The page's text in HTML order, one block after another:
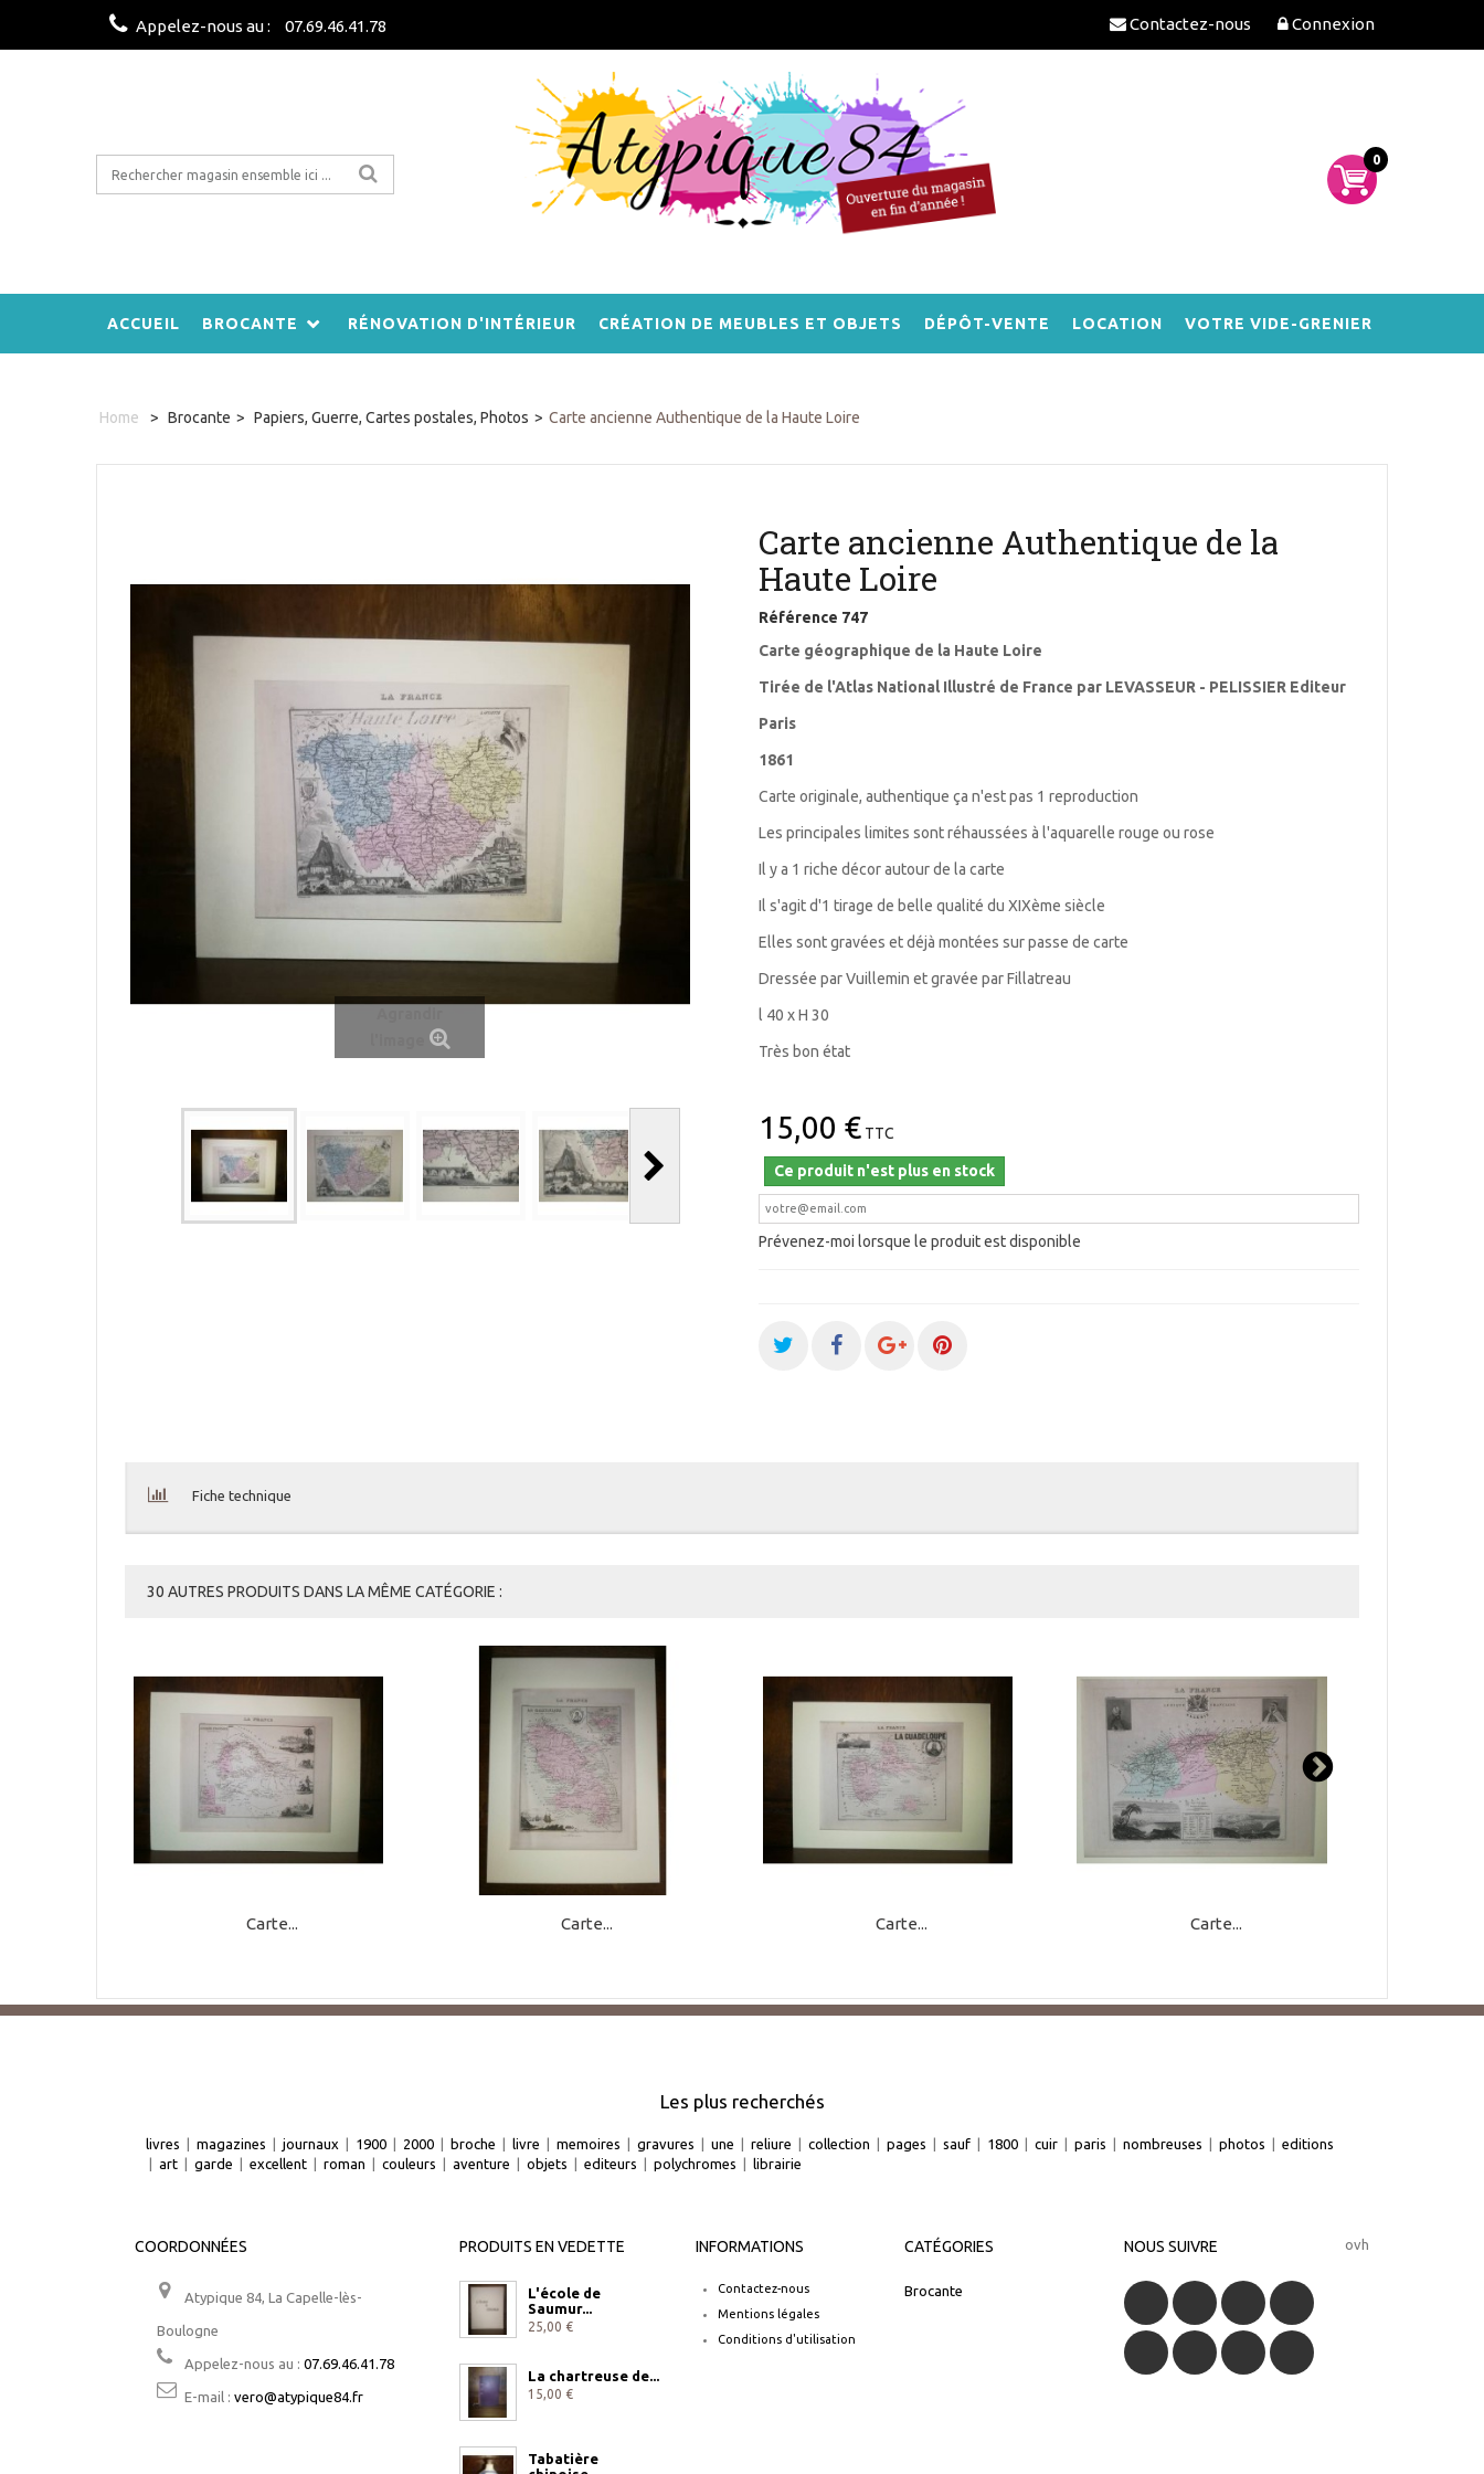
Connexion
Contactez-nous
Appelez-nous au : 07.69.46.41.78
0
ACCUEIL BROCANTE RÉNOVATION D'INTÉRIEUR CRÉATION DE MEUBLES ET OBJETS DÉPÔT-VENTE LOCATION VOTRE VIDE-GRENIER
Home > Brocante > Papiers, Guerre, Cartes postales, Photos > Carte ancienne Authentique de la Haute Loire
Carte ancienne Authentique de la
Haute Loire
Référence 747
Carte géographique de la Haute Loire
Tirée de l'Atlas National Illustré de France par LEVASSEUR - PELISSIER Editeur
Paris
1861
Carte originale, authentique ça n'est pas 1 reproduction
Les principales limites sont réhaussées à l'aquarelle rouge ou rose
Il y a 1 riche décor autour de la carte
Il s'agit d'1 tirage de belle qualité du XIXème siècle
Elles sont gravées et déjà montées sur passe de carte
Dressée par Vuillemin et gravée par Fillatreau
l 40 x H 30
Très bon état
15,00 € TTC
Ce produit n'est plus en stock
Prévenez-moi lorsque le produit est disponible
Fiche technique
30 AUTRES PRODUITS DANS LA MÊME CATÉGORIE :
Carte... Carte... Carte... Carte...
Les plus recherchés
livres | magazines | journaux | 1900 | 2000 | broche | livre | memoires | gravures | une | reliure | collection | pages | sauf | 1800 | cuir | paris | nombreuses | photos | editions
| art | garde | excellent | roman | couleurs | aventure | objets | editeurs | polychromes | librairie
COORDONNÉES
Atypique 84, La Capelle-lès-
Boulogne
Appelez-nous au : 07.69.46.41.78
E-mail : vero@atypique84.fr
PRODUITS EN VEDETTE
L'école de
Saumur...
25,00 €
La chartreuse de...
15,00 €
Tabatière
INFORMATIONS
Contactez-nous
Mentions légales
Conditions d'utilisation
CATÉGORIES
Brocante
NOUS SUIVRE ovh